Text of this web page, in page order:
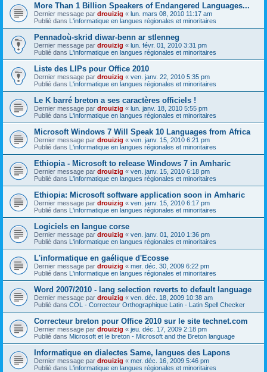
More Than 1 Billion Speakers of Endangered Languages...
Dernier message par drouizig « lun. mars 08, 2010 11:17 am
Publié dans L'informatique en langues régionales et minoritaires
Pennadoù-skrid diwar-benn ar stlenneg
Dernier message par drouizig « lun. févr. 01, 2010 3:31 pm
Publié dans L'informatique en langues régionales et minoritaires
Liste des LIPs pour Office 2010
Dernier message par drouizig « ven. janv. 22, 2010 5:35 pm
Publié dans L'informatique en langues régionales et minoritaires
Le K barré breton a ses caractères officiels !
Dernier message par drouizig « lun. janv. 18, 2010 5:55 pm
Publié dans L'informatique en langues régionales et minoritaires
Microsoft Windows 7 Will Speak 10 Languages from Africa
Dernier message par drouizig « ven. janv. 15, 2010 6:21 pm
Publié dans L'informatique en langues régionales et minoritaires
Ethiopia - Microsoft to release Windows 7 in Amharic
Dernier message par drouizig « ven. janv. 15, 2010 6:18 pm
Publié dans L'informatique en langues régionales et minoritaires
Ethiopia: Microsoft software application soon in Amharic
Dernier message par drouizig « ven. janv. 15, 2010 6:17 pm
Publié dans L'informatique en langues régionales et minoritaires
Logiciels en langue corse
Dernier message par drouizig « ven. janv. 01, 2010 1:36 pm
Publié dans L'informatique en langues régionales et minoritaires
L'informatique en gaélique d'Ecosse
Dernier message par drouizig « mer. déc. 30, 2009 6:22 pm
Publié dans L'informatique en langues régionales et minoritaires
Word 2007/2010 - lang selection reverts to default language
Dernier message par drouizig « ven. déc. 18, 2009 10:38 am
Publié dans COL - Correcteur Orthographique Latin - Latin Spell Checker
Correcteur breton pour Office 2010 sur le site technet.com
Dernier message par drouizig « jeu. déc. 17, 2009 2:18 pm
Publié dans Microsoft et le breton - Microsoft and the Breton language
Informatique en dialectes Same, langues des Lapons
Dernier message par drouizig « mer. déc. 16, 2009 5:46 pm
Publié dans L'informatique en langues régionales et minoritaires